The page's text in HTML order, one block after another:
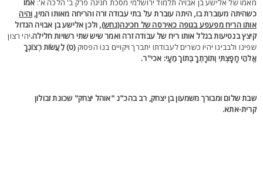
של אלישע בן אבויה תלמוד ירושלמי מסכת חגיגה פרק ב' הלכה א':אמו
מעוברת בו, היתה עוברת על בתי עבודה זרה והריחה מאותו המין,והיה
הריח מפעפע בגופה כאירסה של חכינה(נחש), ולכן אלישע בן אבויה הגדול
בנטיעות בגלל אותו ריח של עבודה זרה ואמר שיש שתי רשויות חלילה.יהי רצון
ולבבינו יהיו כשרים לעבודתו יתברך ויקויים בנו הפסוק(ט) לַעֲשׂוֹת רְצוֹנְךָ
חָפָצְתִּי וְתוֹרָתְךָ בְּתוֹךְ מֵעָי: אכי"ר.
שלום ומבורך משמעון בן יצחק, רב בהכ"נ "אוהל יצחק" שכונת זבולון
אתא.